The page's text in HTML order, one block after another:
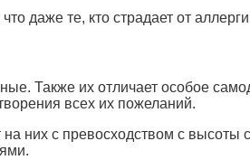
даже те, кто страдает от
Также их отличает особое
всех их пожеланий.
них с превосходством с высоты